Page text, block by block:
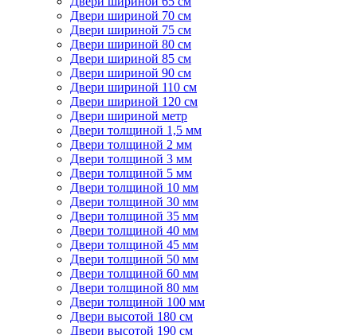
Двери шириной 70 см
Двери шириной 75 см
Двери шириной 80 см
Двери шириной 85 см
Двери шириной 90 см
Двери шириной 110 см
Двери шириной 120 см
Двери шириной метр
Двери толщиной 1,5 мм
Двери толщиной 2 мм
Двери толщиной 3 мм
Двери толщиной 5 мм
Двери толщиной 10 мм
Двери толщиной 30 мм
Двери толщиной 35 мм
Двери толщиной 40 мм
Двери толщиной 45 мм
Двери толщиной 50 мм
Двери толщиной 60 мм
Двери толщиной 80 мм
Двери толщиной 100 мм
Двери высотой 180 см
Двери высотой 190 см